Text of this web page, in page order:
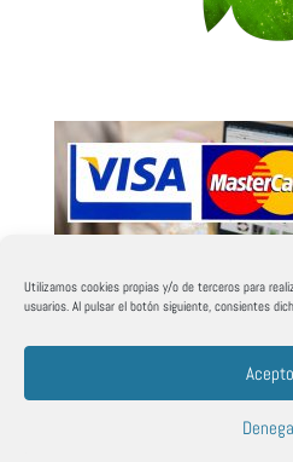
Utilizamos cookies propias y/o de terceros para
usuarios. Al pulsar el botón siguiente, consientes
Acepto